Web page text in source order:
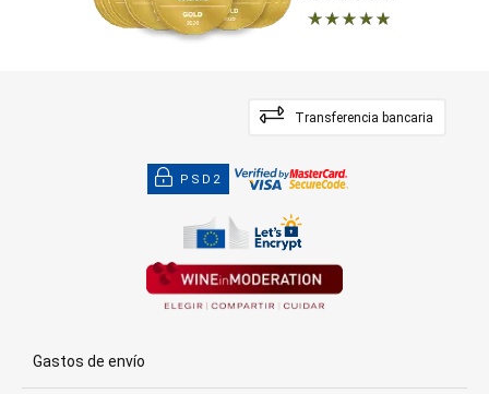
Transferencia bancaria
PSD2
Gastos de envío